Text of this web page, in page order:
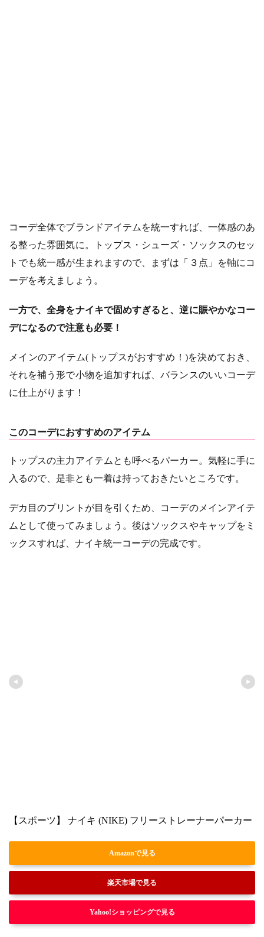
コーデ全体でブランドアイテムを統一すれば、一体感のあ
る整った雰囲気に。トップス・シューズ・ソックスのセッ
トでも統一感が生まれますので、まずは「３点」を軸にコ
ーデを考えましょう。
一方で、全身をナイキで固めすぎると、逆に賑やかなコー
デになるので注意も必要！
メインのアイテム(トップスがおすすめ！)を決めておき、
それを補う形で小物を追加すれば、バランスのいいコーデ
に仕上がります！
このコーデにおすすめのアイテム
トップスの主力アイテムとも呼べるパーカー。気軽に手に
入るので、是非とも一着は持っておきたいところです。
デカ目のプリントが目を引くため、コーデのメインアイテ
ムとして使ってみましょう。後はソックスやキャップをミ
ックスすれば、ナイキ統一コーデの完成です。
【スポーツ】 ナイキ (NIKE) フリーストレーナーパーカー
Amazonで見る
楽天市場で見る
Yahoo!ショッピングで見る